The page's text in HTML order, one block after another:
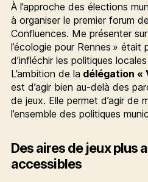
À l’approche des élections
à organiser le premier forum
Confluences. Me présenter
l’écologie pour Rennes » était
d’infléchir les politiques
L’ambition de la délégation «
est d’agir bien au-delà des
de jeux. Elle permet d’agir de
l’ensemble des politiques
Des aires de jeux plus
accessibles